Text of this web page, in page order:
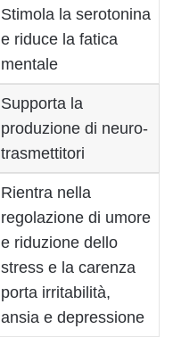
Stimola la serotonina
e riduce la fatica
mentale
Supporta la
produzione di neuro-
trasmettitori
Rientra nella
regolazione di umore
e riduzione dello
stress e la carenza
porta irritabilità,
ansia e depressione